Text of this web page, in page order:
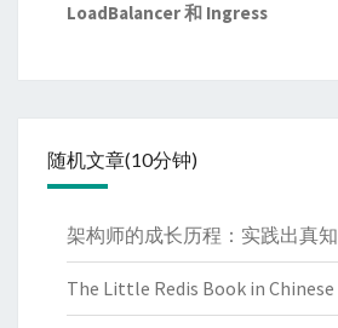
LoadBalancer 和 Ingress
随机文章(10分钟)
架构师的成长历程：实践出真知
The Little Redis Book in Chinese